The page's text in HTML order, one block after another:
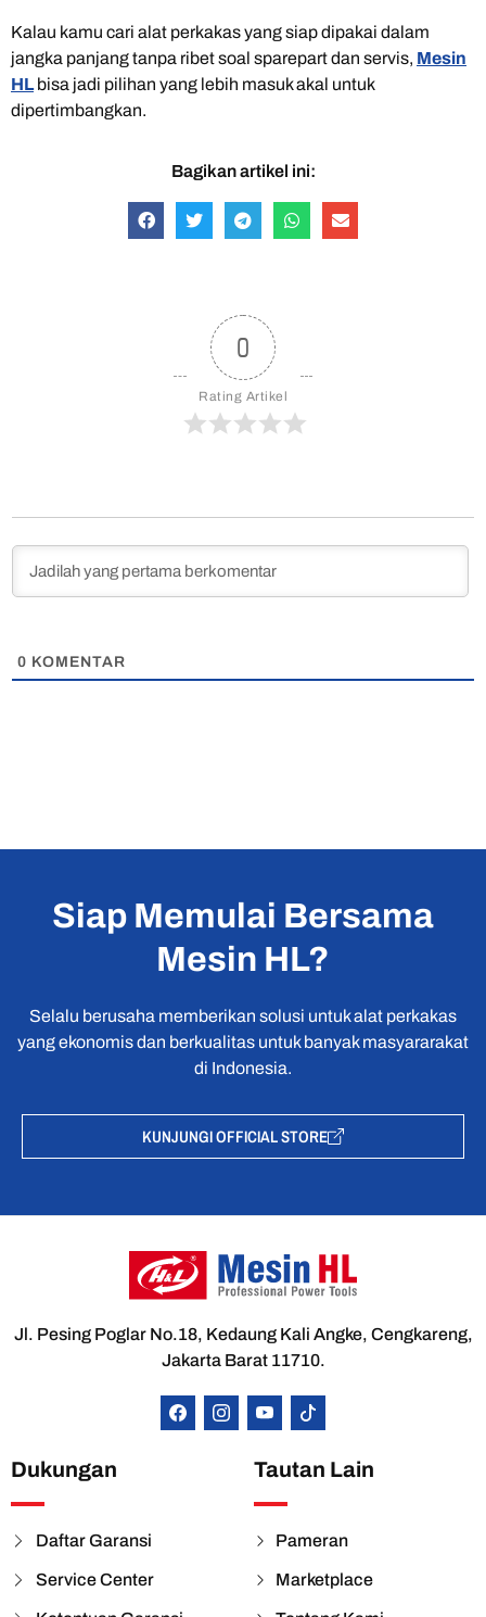
Kalau kamu cari alat perkakas yang siap dipakai dalam
jangka panjang tanpa ribet soal sparepart dan servis, Mesin
HLbisa jadi pilihan yang lebih masuk akal untuk
dipertimbangkan.
Bagikan artikel ini:
0
Rating Artikel
0 KOMENTAR
Siap Memulai Bersama
Mesin HL?
Selalu berusaha memberikan solusi untuk alat perkakas
yang ekonomis dan berkualitas untuk banyak masyararakat
di Indonesia.
KUNJUNGI OFFICIAL STORE
Jl. Pesing Poglar No.18, Kedaung Kali Angke, Cengkareng,
Jakarta Barat 11710.
Dukungan
Daftar Garansi
Service Center
Tautan Lain
Pameran
Marketplace